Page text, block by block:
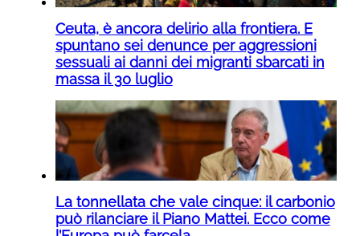
Ceuta, è ancora delirio alla frontiera. E
spuntano sei denunce per aggressioni
sessuali ai danni dei migranti sbarcati in
massa il 30 luglio
La tonnellata che vale cinque: il carbonio
può rilanciare il Piano Mattei. Ecco come